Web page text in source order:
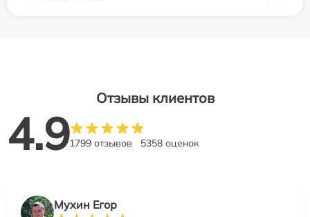
Отзывы клиентов
4.91799 отзывов 5358 оценок
Мухин Егор